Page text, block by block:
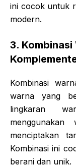
ini cocok untuk
modern.
3.
Kombinasi
warna yang
lingkaran
menciptakan
Kombinasi ini
berani dan unik.